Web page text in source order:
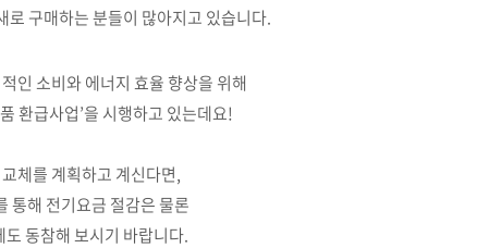
로 구매하는 분들이 많아지고 있습니다.
인 소비와 에너지 효율 향상을 위해
환급사업’을 시행하고 있는데요!
체를 계획하고 계신다면,
통해 전기요금 절감은 물론
동참해 보시기 바랍니다.